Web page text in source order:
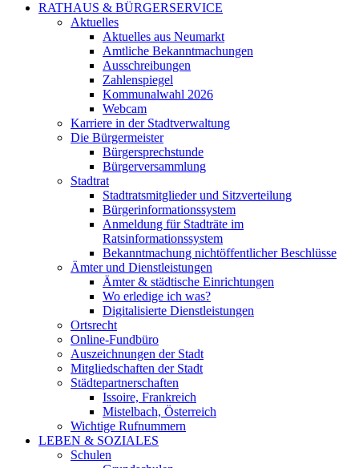
RATHAUS & BÜRGERSERVICE
Aktuelles
Aktuelles aus Neumarkt
Amtliche Bekanntmachungen
Ausschreibungen
Zahlenspiegel
Kommunalwahl 2026
Webcam
Karriere in der Stadtverwaltung
Die Bürgermeister
Bürgersprechstunde
Bürgerversammlung
Stadtrat
Stadtratsmitglieder und Sitzverteilung
Bürgerinformationssystem
Anmeldung für Stadträte im
Ratsinformationssystem
Bekanntmachung nichtöffentlicher Beschlüsse
Ämter und Dienstleistungen
Ämter & städtische Einrichtungen
Wo erledige ich was?
Digitalisierte Dienstleistungen
Ortsrecht
Online-Fundbüro
Auszeichnungen der Stadt
Mitgliedschaften der Stadt
Städtepartnerschaften
Issoire, Frankreich
Mistelbach, Österreich
Wichtige Rufnummern
LEBEN & SOZIALES
Schulen